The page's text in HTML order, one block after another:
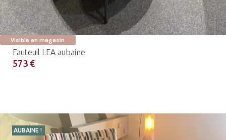
Visible en magasin
Fauteuil LEA aubaine
573 €
AUBAINE !